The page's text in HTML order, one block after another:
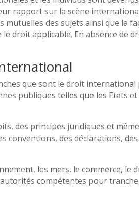
rapport sur la scène
des sujets ainsi que la
le droit applicable. En absence
que sont le droit
publiques telles que les Etats
des principes juridiques et
conventions, des déclarations,
les mers, le commerce, le
compétentes pour